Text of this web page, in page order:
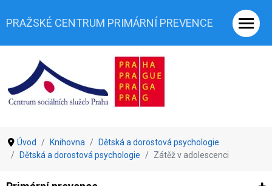
PRAŽSKÉ CENTRUM PRIMÁRNÍ PREVENCE
Úvod Knihovna
Dětská a dorostová psychologie
Dětská a dorostová psychologie
Zátěž v adolescenci